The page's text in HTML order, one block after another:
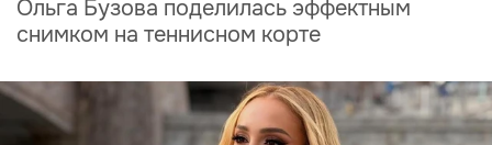
Ольга Бузова поделилась эффектным
снимком на теннисном корте